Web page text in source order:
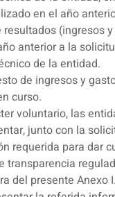
en el año
resultados (ingresos
anterior a la
de la entidad.
de ingresos y
curso.
voluntario, las
junto con la
requerida para dar
transparencia
del presente Anexo